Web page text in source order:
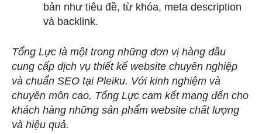
bản như tiêu đề, từ khóa, meta description
và backlink.
Tổng Lực là một trong những đơn vị hàng đầu
cung cấp dịch vụ thiết kế website chuyên nghiệp
và chuẩn SEO tại Pleiku. Với kinh nghiệm và
chuyên môn cao, Tổng Lực cam kết mang đến cho
khách hàng những sản phẩm website chất lượng
và hiệu quả.